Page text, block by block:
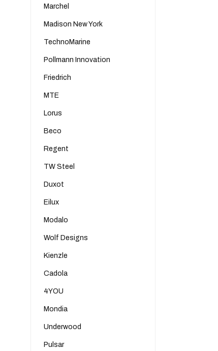
Marchel
Madison New York
TechnoMarine
Pollmann Innovation
Friedrich
MTE
Lorus
Beco
Regent
TW Steel
Duxot
Eilux
Modalo
Wolf Designs
Kienzle
Cadola
4YOU
Mondia
Underwood
Pulsar